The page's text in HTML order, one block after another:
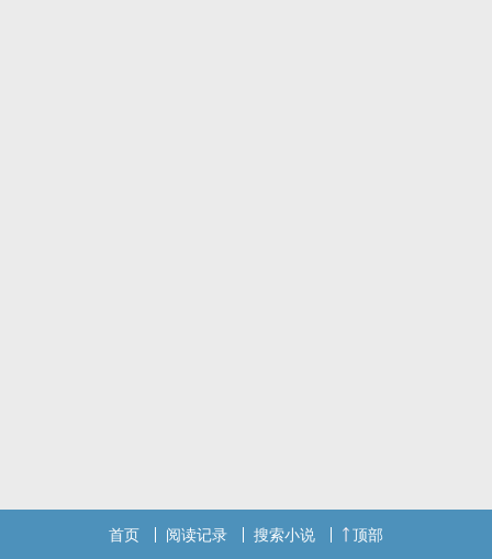
首页 阅读记录 搜索小说 顶部